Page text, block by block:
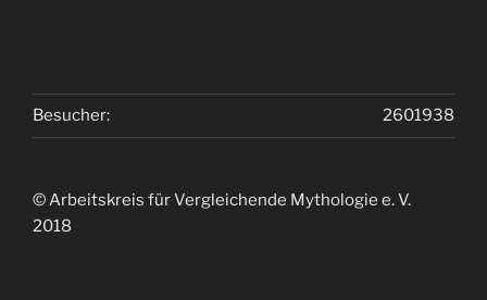
2601938
Besucher:
© Arbeitskreis für Vergleichende Mythologie e. V.
2018